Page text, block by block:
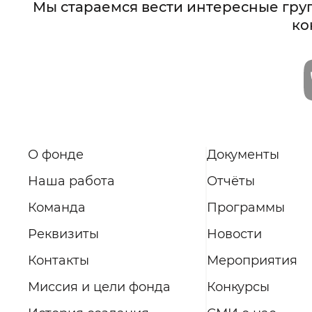
Мы стараемся вести интересные
О фонде
Наша работа
Команда
Реквизиты
Контакты
Миссия и цели фонда
Документы
Отчёты
Программы
Новости
Мероприятия
Конкурсы